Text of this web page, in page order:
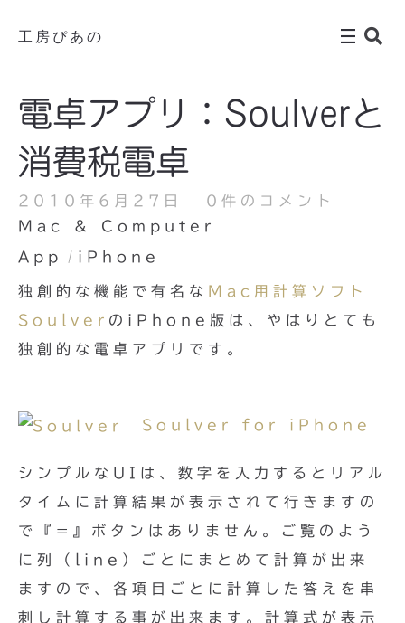
工房ぴあの
電卓アプリ：Soulverと
消費税電卓
2010年6月27日
0件のコメント
Mac & Computer
App iPhone
独創的な機能で有名な Mac用計算ソフト
Soulver のiPhone版は、やはりとても
独創的な電卓アプリです。
Soulver for iPhone
シンプルなUIは、数字を入力するとリアル
タイムに計算結果が表示されて行きますの
で『=』ボタンはありません。ご覧のよう
に列（line）ごとにまとめて計算が出来
ますので、各項目ごとに計算した答えを串
刺し計算する事が出来ます。計算式が表示